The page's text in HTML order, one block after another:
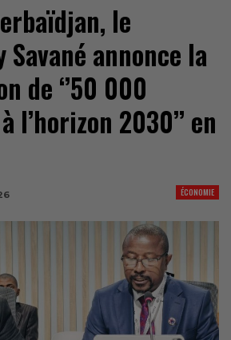
le
annonce la
de ‘’50 000
l’horizon 2030’’ en
ÉCONOMIE